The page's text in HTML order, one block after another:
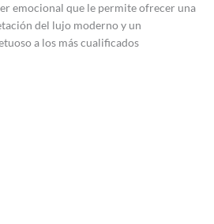
emocional que le permite ofrecer una
del lujo moderno y un
a los más cualificados